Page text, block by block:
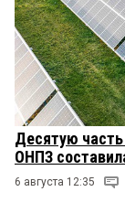
Десятую
ОНПЗ
6 августа 12:35